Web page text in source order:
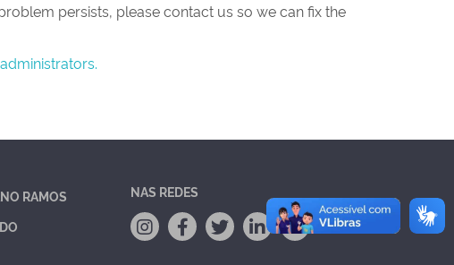
persists, please contact us so we can fix the
RAMOS
NAS REDES